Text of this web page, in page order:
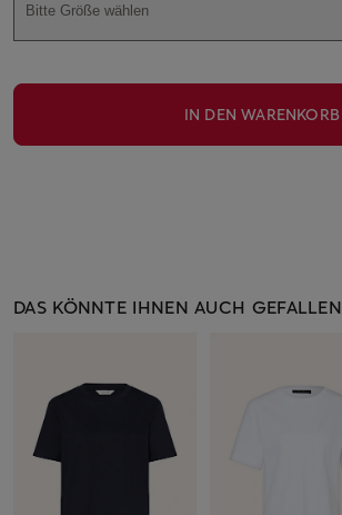
Bitte Größe wählen
IN DEN WARENKORB
DAS KÖNNTE IHNEN AUCH GEFALLEN